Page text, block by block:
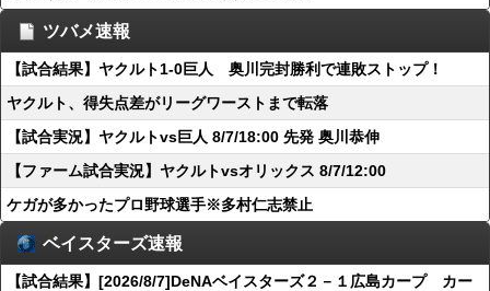
ツバメ速報
【試合結果】ヤクルト1-0巨人 奥川完封勝利で連敗ストップ！
ヤクルト、得失点差がリーグワーストまで転落
【試合実況】ヤクルトvs巨人 8/7/18:00 先発 奥川恭伸
【ファーム試合実況】ヤクルトvsオリックス 8/7/12:00
ケガが多かったプロ野球選手※多村仁志禁止
ベイスターズ速報
【試合結果】[2026/8/7]DeNAベイスターズ２－１広島カープ カー